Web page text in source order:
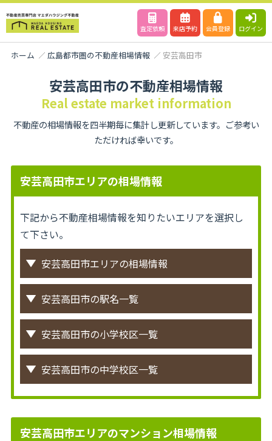
査定依頼 来店予約 会員登録 ログイン
ホーム 広島都市圏の不動産相場情報 安芸高田市
安芸高田市の不動産相場情報
Real estate market information
不動産の相場情報を四半期毎に集計し更新しています。ご参考い
ただければ幸いです。
安芸高田市エリアの相場情報
下記から不動産相場情報を知りたいエリアを選択し
て下さい。
安芸高田市エリアの相場情報
安芸高田市の駅名一覧
安芸高田市の小学校区一覧
安芸高田市の中学校区一覧
安芸高田市エリアのマンション相場情報